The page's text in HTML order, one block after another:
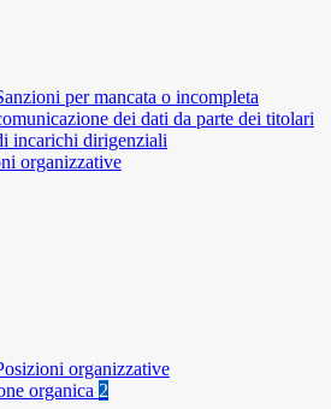
per mancata o incompleta
dei dati da parte dei titolari
incarichi dirigenziali
organizzative
organizzative
organica 2